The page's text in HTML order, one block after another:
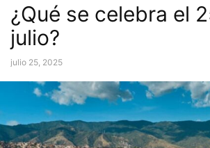
¿Qué se celebra el
julio?
julio 25, 2025